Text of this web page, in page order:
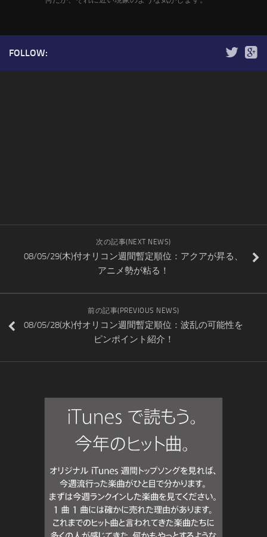
FOLLOW:
次の記事(NEXT NEWS)
08/05/29(木)付オリコン週間暫定順位：アクアが昇る、
アニメ勢が粘る！
前の記事(PREVIOUS NEWS)
08/05/28(水)付オリコン週間暫定順位：波乱の可能性を
ピンポイント紹介！